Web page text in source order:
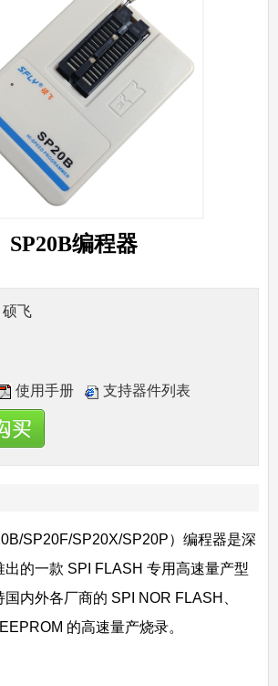
SP20B编程器
飞
使用手册 支持器件列表
SP20F/SP20X/SP20P）编程器是深
出的一款 SPI FLASH 专用高速量产型
内外各厂商的 SPI NOR FLASH、
的高速量产烧录。